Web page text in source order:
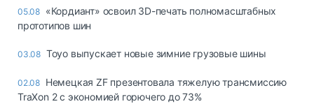
05.08 «Кордиант» освоил 3D-печать полномасштабных
прототипов шин
03.08 Toyo выпускает новые зимние грузовые шины
02.08 Немецкая ZF презентовала тяжелую трансмиссию
TraXon 2 с экономией горючего до 73%